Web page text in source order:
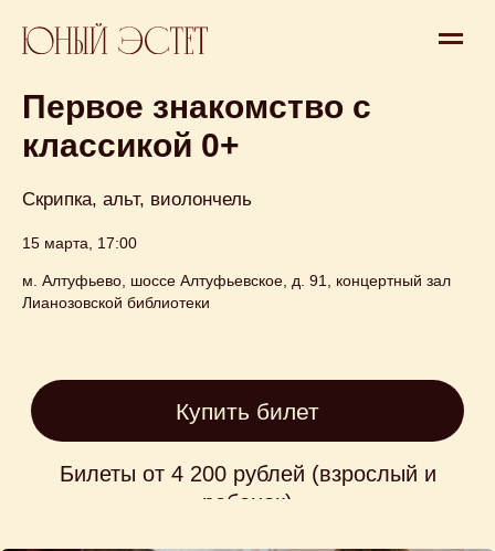
Концерт
Первое знакомство с
классикой 0+
Скрипка, альт, виолончель
15 марта, 17:00
м. Алтуфьево, шоссе Алтуфьевское, д. 91, концертный зал
Лианозовской библиотеки
Купить билет